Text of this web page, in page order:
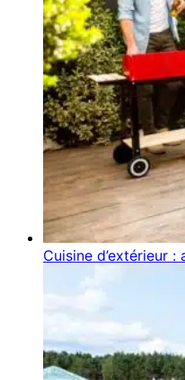
Cuisine d’extérieur